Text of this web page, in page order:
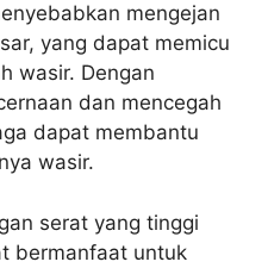
mengejan
yang dapat memicu
wasir. Dengan
dan mencegah
dapat membantu
wasir.
serat yang tinggi
bermanfaat untuk